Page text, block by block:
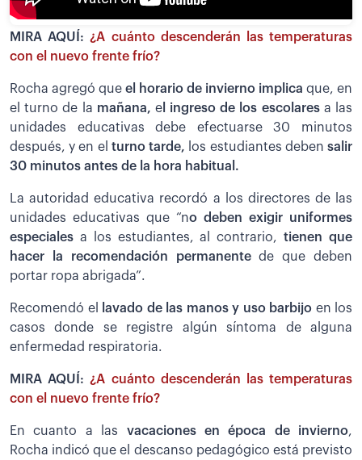
MIRA AQUÍ:¿A cuánto descenderán las temperaturas
con el nuevo frente frío?
Rocha agregó que el horario de invierno implica que, en
el turno de la mañana, el ingreso de los escolaresa las
unidades educativas debe efectuarse 30 minutos
después, y en el turno tarde, los estudiantes debensalir
30 minutos antes de la hora habitual.
La autoridad educativa recordó a los directores de las
unidades educativas que “no deben exigir uniformes
especiales a los estudiantes, al contrario,tienen que
hacer la recomendación permanentede que deben
portar ropa abrigada”.
Recomendó el lavado de las manos y uso barbijo en los
casos donde se registre algún síntoma de alguna
enfermedad respiratoria.
MIRA AQUÍ: ¿A cuánto descenderán las temperaturas
con el nuevo frente frío?
En cuanto a las vacaciones en época de invierno,
Rocha indicó que el descanso pedagógico está previsto